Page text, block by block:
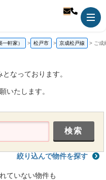
軒家） 松戸市 京成松戸線 ご成
なっております。
いたします。
絞り込んで物件を探す
ていない物件も